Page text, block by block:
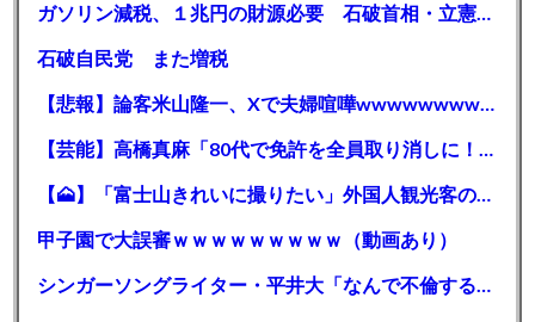
ガソリン減税、１兆円の財源必要 石破首相・立憲野田氏「財源は死に物狂いで確保しなければならない」「本当に死に物狂いで」
石破自民党 また増税
【悲報】論客米山隆一、Xで夫婦喧嘩wwwwwwwwwwww
【芸能】高橋真麻「80代で免許を全員取り消しに！」 高齢ドライバーの事故問題で、高齢者の運転免許取り消し法を提案
【🗻】「富士山きれいに撮りたい」外国人観光客のレンタカー事故が急増…「ハンドルが逆で慣れず」、道の狭さも
甲子園で大誤審ｗｗｗｗｗｗｗｗｗ（動画あり）
シンガーソングライター・平井大「なんで不倫するか知ってる？妥協で結婚するからさ。」←浅すぎると大炎上